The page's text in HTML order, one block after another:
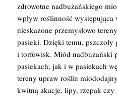
zdrowotne nadbużańskiego
wpływ roślinność
nieskażone przemysłowo
pasieki. Dzięki temu,
i torfowisk. Miód nadbużański
pasiekach, jak i w pasiekach
tereny upraw roślin
kwitną akacje, lipy, rzepak